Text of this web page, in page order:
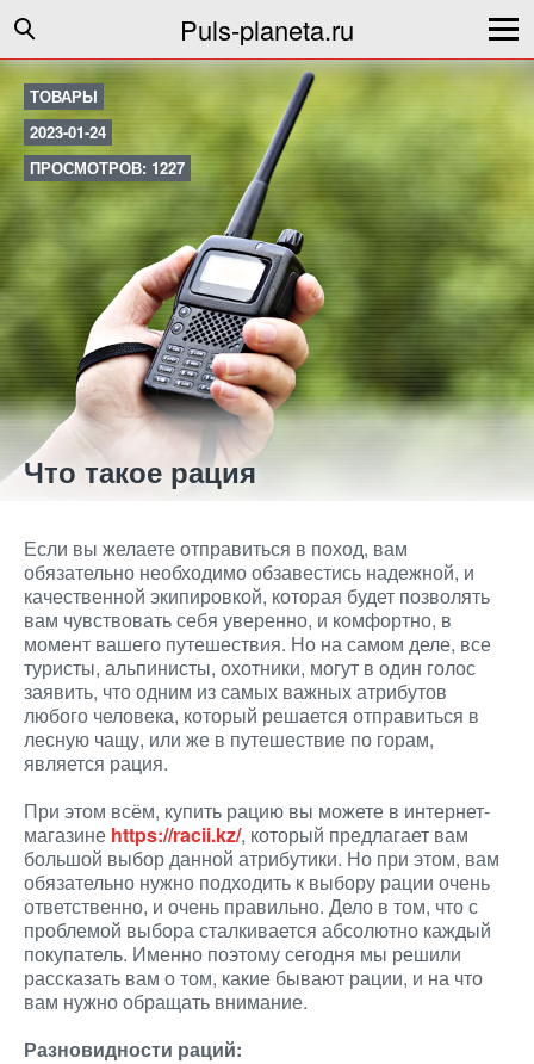
Puls-planeta.ru
ТОВАРЫ
2023-01-24
ПРОСМОТРОВ: 1227
Что такое рация
Если вы желаете отправиться в поход, вам
обязательно необходимо обзавестись надежной, и
качественной экипировкой, которая будет позволять
вам чувствовать себя уверенно, и комфортно, в
момент вашего путешествия. Но на самом деле, все
туристы, альпинисты, охотники, могут в один голос
заявить, что одним из самых важных атрибутов
любого человека, который решается отправиться в
лесную чащу, или же в путешествие по горам,
является рация.
При этом всём, купить рацию вы можете в интернет-
магазине https://racii.kz/, который предлагает вам
большой выбор данной атрибутики. Но при этом, вам
обязательно нужно подходить к выбору рации очень
ответственно, и очень правильно. Дело в том, что с
проблемой выбора сталкивается абсолютно каждый
покупатель. Именно поэтому сегодня мы решили
рассказать вам о том, какие бывают рации, и на что
вам нужно обращать внимание.
Разновидности раций: